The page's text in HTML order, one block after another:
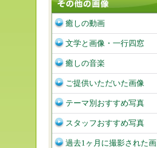
癒しの動画
文学と画像・一行四窓
癒しの音楽
ご提供いただいた画像
テーマ別おすすめ写真
スタッフおすすめ写真
過去1ヶ月に撮影された画